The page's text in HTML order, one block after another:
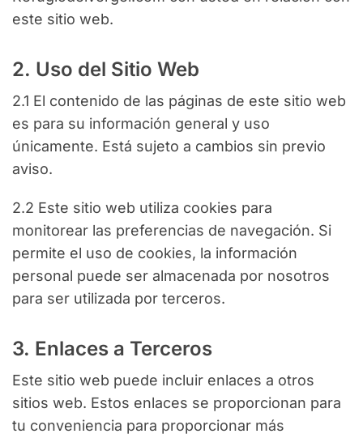
este sitio web.
2. Uso del Sitio Web
2.1 El contenido de las páginas de este sitio web
es para su información general y uso
únicamente. Está sujeto a cambios sin previo
aviso.
2.2 Este sitio web utiliza cookies para
monitorear las preferencias de navegación. Si
permite el uso de cookies, la información
personal puede ser almacenada por nosotros
para ser utilizada por terceros.
3. Enlaces a Terceros
Este sitio web puede incluir enlaces a otros
sitios web. Estos enlaces se proporcionan para
tu conveniencia para proporcionar más